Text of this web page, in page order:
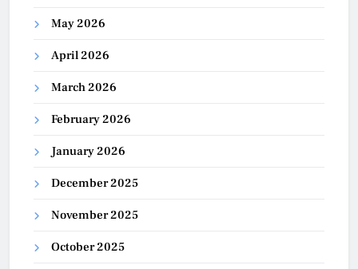
May 2026
April 2026
March 2026
February 2026
January 2026
December 2025
November 2025
October 2025